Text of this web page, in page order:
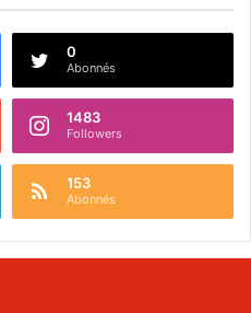
0
Abonnés
1483
Followers
153
Abonnés